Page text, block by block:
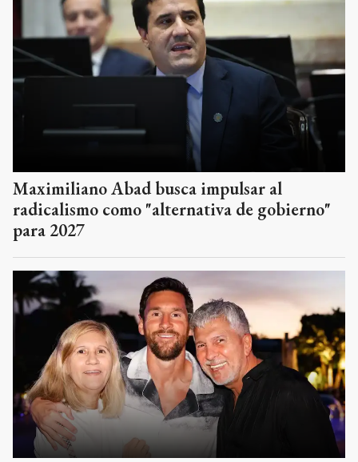
Maximiliano Abad busca impulsar al
radicalismo como "alternativa de gobierno"
para 2027